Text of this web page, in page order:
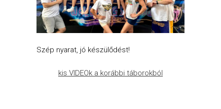
Szép nyarat, jó készülődést!
kis VIDEOk a korábbi táborokból